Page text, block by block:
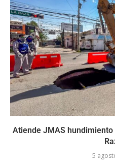
Atiende JMAS
5